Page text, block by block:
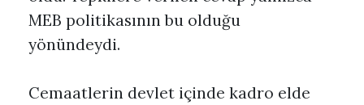
MEB politikasının bu olduğu
yönündeydi.
Cemaatlerin devlet içinde kadro elde